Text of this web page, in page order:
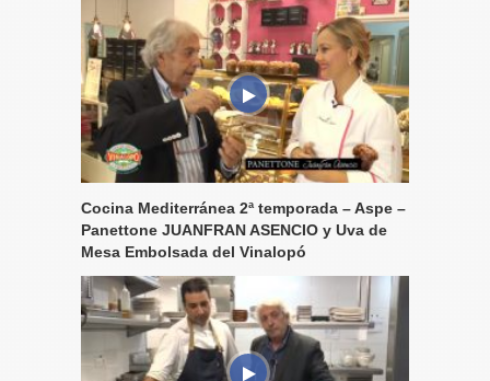
Cocina Mediterránea 2ª temporada – Aspe –
Panettone JUANFRAN ASENCIO y Uva de
Mesa Embolsada del Vinalopó